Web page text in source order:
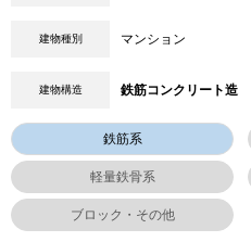
建物種別 マンション
建物構造 鉄筋コンクリート造
鉄筋系
軽量鉄骨系
ブロック・その他